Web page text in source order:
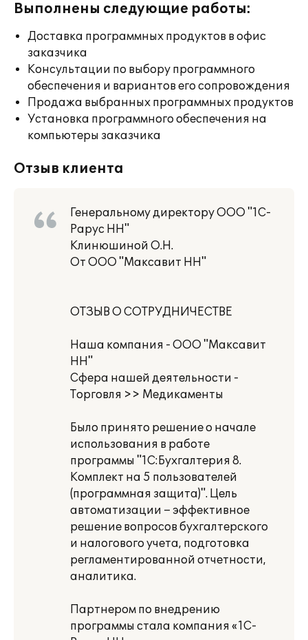
Выполнены следующие работы:
Доставка программных продуктов в офис
заказчика
Консультации по выбору программного
обеспечения и вариантов его сопровождения
Продажа выбранных программных продуктов
Установка программного обеспечения на
компьютеры заказчика
Отзыв клиента
Генеральному директору ООО "1С-
Рарус НН"
Клинюшиной О.Н.
От ООО "Максавит НН"
ОТЗЫВ О СОТРУДНИЧЕСТВЕ
Наша компания - ООО "Максавит
НН"
Сфера нашей деятельности -
Торговля >> Медикаменты
Было принято решение о начале
использования в работе
программы "1С:Бухгалтерия 8.
Комплект на 5 пользователей
(программная защита)". Цель
автоматизации – эффективное
решение вопросов бухгалтерского
и налогового учета, подготовка
регламентированной отчетности,
аналитика.
Партнером по внедрению
программы стала компания «1С-